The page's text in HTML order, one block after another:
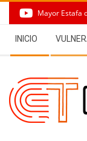
content
Mayor Estafa
Navigation
Menu
INICIO